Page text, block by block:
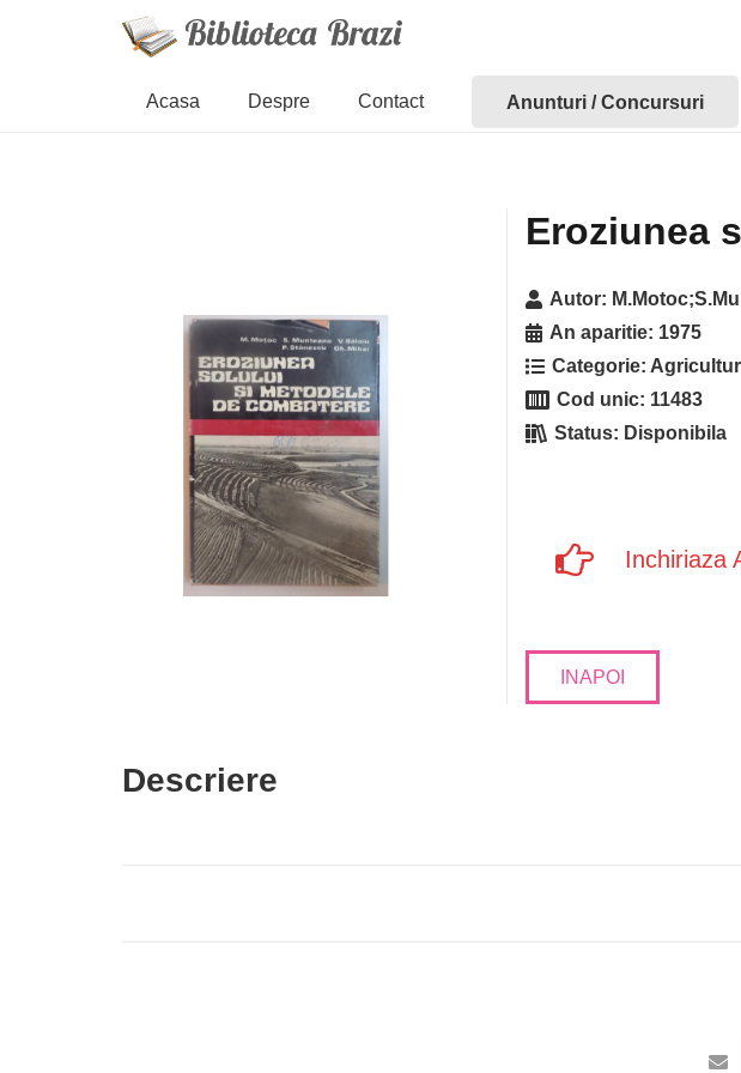
Acasa Despre Contact Anunturi / Concursuri
Eroziunea
Autor:
An aparitie: 1975
Categorie:
Cod unic: 11483
Status: Disponibila
Inchiriaza
INAPOI
Descriere